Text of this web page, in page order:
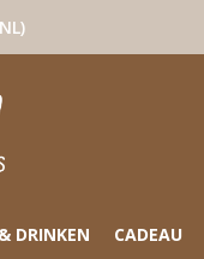
DRINKEN CADEAU